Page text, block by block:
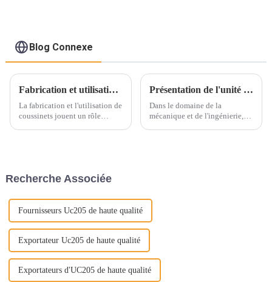
Blog Connexe
Fabrication et utilisation des bagues
La fabrication et l'utilisation de
coussinets jouent un rôle
emmanchée sur l'arbre rotatif
Présentation de l'unité de roulement ultime : la polyvalence rencontre la fiabilité
Dans le domaine de la
mécanique et de l'ingénierie,
Recherche Associée
Fournisseurs Uc205 de haute qualité
Exportateur Uc205 de haute qualité
Exportateurs d'UC205 de haute qualité